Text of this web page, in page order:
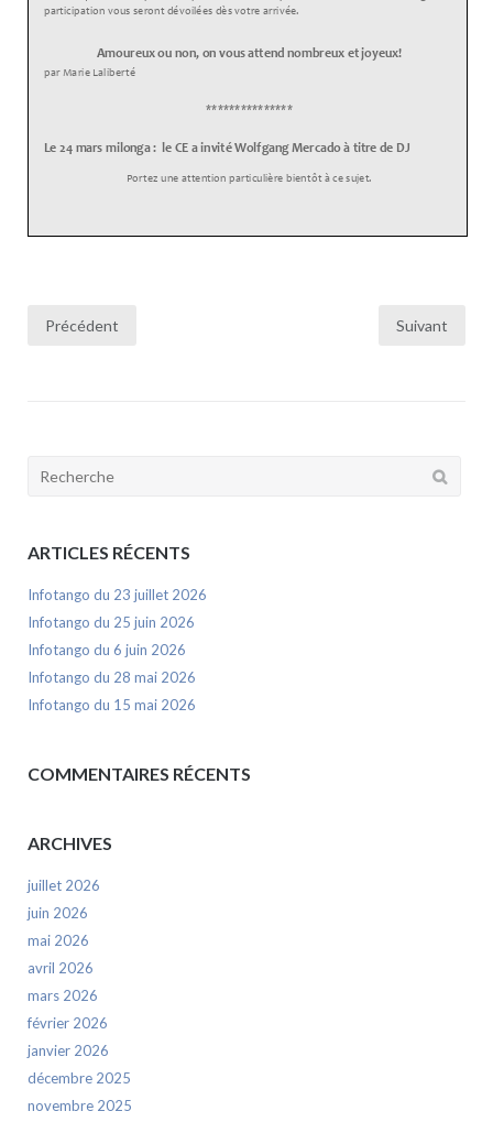
Pagination
Précédent Suivant
Rechercher:
ARTICLES RÉCENTS
Infotango du 23 juillet 2026
Infotango du 25 juin 2026
Infotango du 6 juin 2026
Infotango du 28 mai 2026
Infotango du 15 mai 2026
COMMENTAIRES RÉCENTS
ARCHIVES
juillet 2026
juin 2026
mai 2026
avril 2026
mars 2026
février 2026
janvier 2026
décembre 2025
novembre 2025